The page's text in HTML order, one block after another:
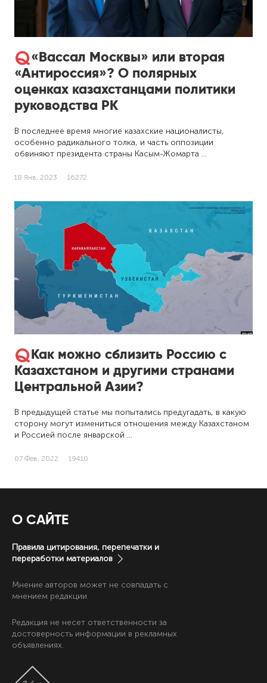
«Вассал Москвы» или вторая
«Антироссия»? О полярных
оценках казахстанцами политики
руководства РК
В последнее время многие казахские националисты,
особенно радикального толка, и часть оппозиции
обвиняют президента страны Касым-Жомарта …
18 Янв, 2023 16272
Как можно сблизить Россию с
Казахстаном и другими странами
Центральной Азии?
В предыдущей статье мы попытались предугадать, в какую
сторону могут измениться отношения между Казахстаном
и Россией после январской …
07 Фев, 2022 19410
О САЙТЕ
Правила цитирования, перепечатки и
переработки материалов
Мнение авторов может не совпадать с
мнением редакции.
Редакция не несет ответственности за
достоверность информации в рекламных
объявлениях.